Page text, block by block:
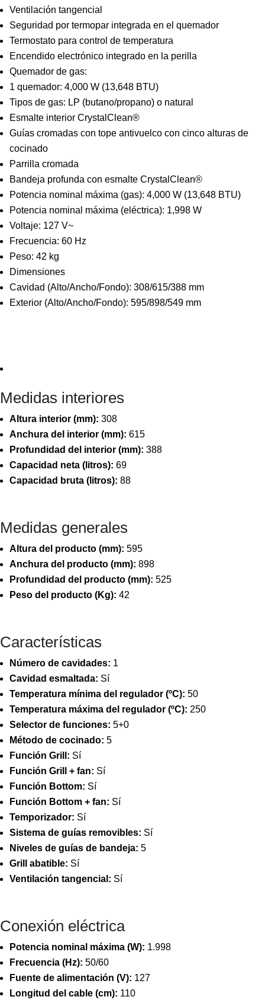
Ventilación tangencial
Seguridad por termopar integrada en el quemador
Termostato para control de temperatura
Encendido electrónico integrado en la perilla
Quemador de gas:
1 quemador: 4,000 W (13,648 BTU)
Tipos de gas: LP (butano/propano) o natural
Esmalte interior CrystalClean®
Guías cromadas con tope antivuelco con cinco alturas de
cocinado
Parrilla cromada
Bandeja profunda con esmalte CrystalClean®
Potencia nominal máxima (gas): 4,000 W (13,648 BTU)
Potencia nominal máxima (eléctrica): 1,998 W
Voltaje: 127 V~
Frecuencia: 60 Hz
Peso: 42 kg
Dimensiones
Cavidad (Alto/Ancho/Fondo): 308/615/388 mm
Exterior (Alto/Ancho/Fondo): 595/898/549 mm
Medidas interiores
Altura interior (mm): 308
Anchura del interior (mm): 615
Profundidad del interior (mm): 388
Capacidad neta (litros): 69
Capacidad bruta (litros): 88
Medidas generales
Altura del producto (mm): 595
Anchura del producto (mm): 898
Profundidad del producto (mm): 525
Peso del producto (Kg): 42
Características
Número de cavidades: 1
Cavidad esmaltada: Sí
Temperatura mínima del regulador (ºC): 50
Temperatura máxima del regulador (ºC): 250
Selector de funciones: 5+0
Método de cocinado: 5
Función Grill: Sí
Función Grill + fan: Sí
Función Bottom: Sí
Función Bottom + fan: Sí
Temporizador: Sí
Sistema de guías removibles: Sí
Niveles de guías de bandeja: 5
Grill abatible: Sí
Ventilación tangencial: Sí
Conexión eléctrica
Potencia nominal máxima (W): 1.998
Frecuencia (Hz): 50/60
Fuente de alimentación (V): 127
Longitud del cable (cm): 110